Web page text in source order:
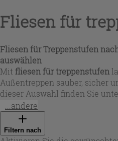
Fliesen für
Fliesen für Treppenstufen
auswählen
Mit fliesen für treppenstufen
Außentreppen sauber, sicher
dieser Auswahl finden Sie
Kantenlösungen, passend für
Eckbereiche. Ob schlichte,
Naturstein-Anmutung: Eine
ein präzises Finish an der
...andere
Filtern nach